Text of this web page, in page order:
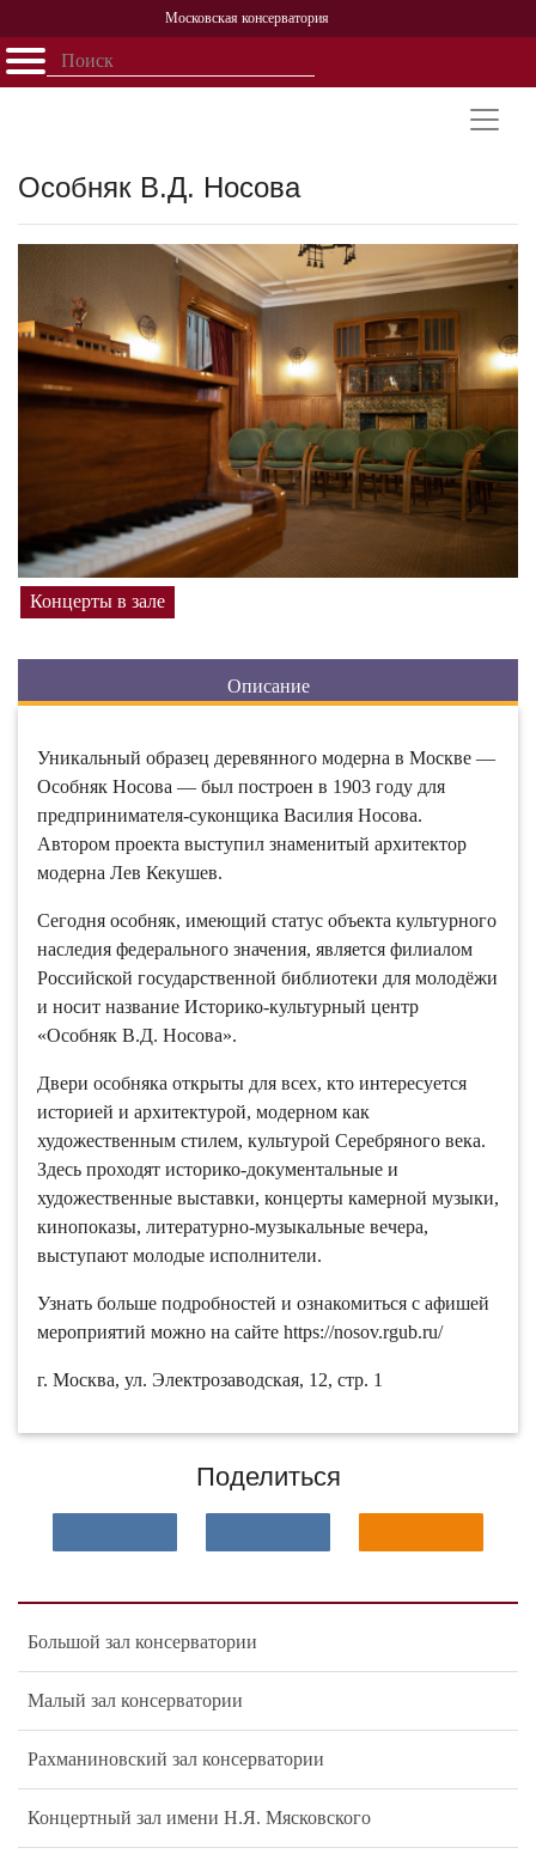
Московская консерватория
Открыть - закрыть
Персоналии
История
Особняк В.Д. Носова
Концерты в зале
Описание
Уникальный образец деревянного модерна в Москве —
Особняк Носова — был построен в 1903 году для
предпринимателя-суконщика Василия Носова.
Автором проекта выступил знаменитый архитектор
модерна Лев Кекушев.
Сегодня особняк, имеющий статус объекта культурного
наследия федерального значения, является филиалом
Российской государственной библиотеки для молодёжи
и носит название Историко-культурный центр
«Особняк В.Д. Носова».
Двери особняка открыты для всех, кто интересуется
историей и архитектурой, модерном как
художественным стилем, культурой Серебряного века.
Здесь проходят историко-документальные и
художественные выставки, концерты камерной музыки,
кинопоказы, литературно-музыкальные вечера,
выступают молодые исполнители.
Узнать больше подробностей и ознакомиться с афишей
мероприятий можно на сайте https://nosov.rgub.ru/
г. Москва, ул. Электрозаводская, 12, стр. 1
Поделиться
Большой зал консерватории
Малый зал консерватории
Рахманиновский зал консерватории
Концертный зал имени Н.Я. Мясковского